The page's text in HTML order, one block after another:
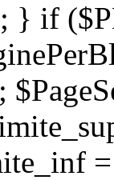
} if